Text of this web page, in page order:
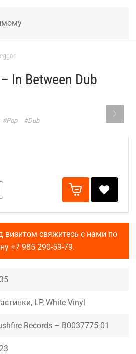
In Between Dub
#Pop #Dub
визитом свяжитесь с нами по
+7 985 290-59-79.
LP, White Vinyl
Records – B0037775-01